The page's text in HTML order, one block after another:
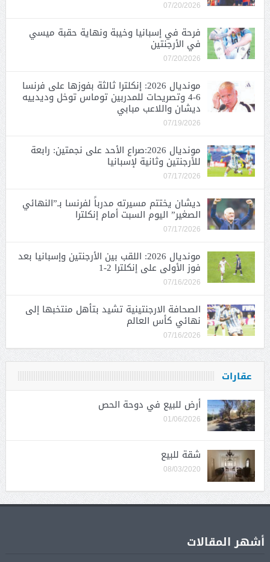
07/20/2026
فرحة في إسبانيا وخيبة ونهاية حقبة ميسي
في الأرجنتين
07/20/2026
مونديال 2026: إنكلترا ثالثة بفوزها على فرنسا
6-4 وتصريحات للمدربين توماس توخل وديدييه
ديشان واللاعب مبابي
07/19/2026
مونديال 2026:صراع الأحد على نجمتين: رابعة
للأرجنتين وثانية لإسبانيا
07/17/2026
ديشان يختتم مسيرته مدرباً لفرنسا بـ”النهائي
الصغير” اليوم السبت أمام إنكلترا
07/17/2026
مونديال 2026: اللقب بين الأرجنتين وإسبانيا بعد
فوز الأولى على إنكلترا 2-1
07/16/2026
الصحافة الارجنتينية تشيد بتأهل منتخبها إلى
نهائي كأس العالم
07/16/2026
عقارات
أرض للبيع في دوحة الحص
01/06/2026
شقة للبيع
08/03/2020
أشهر المقالات